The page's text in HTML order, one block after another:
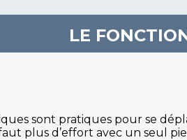
LE
sont pratiques pour se
plus d’effort avec un seul